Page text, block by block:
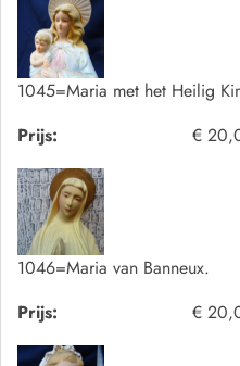
1045=Maria met het Heilig
Prijs:
€
1046=Maria van Banneux.
Prijs:
€